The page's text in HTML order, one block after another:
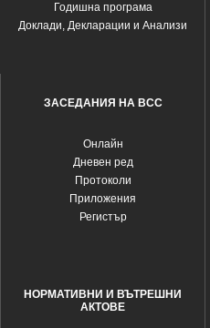
Годишна програма
Доклади, Декларации и Анализи
ЗАСЕДАНИЯ НА ВСС
Oнлайн
Дневен ред
Протоколи
Приложения
Регистър
НОРМАТИВНИ И ВЪТРЕШНИ
АКТОВЕ